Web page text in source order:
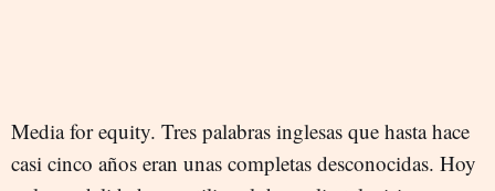
Media for equity. Tres palabras inglesas que hasta hace
casi cinco años eran unas completas desconocidas. Hoy